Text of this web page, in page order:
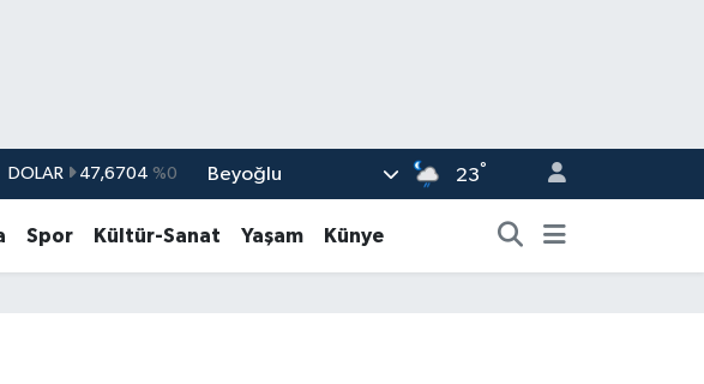
DOLAR 47,6704 %0 Beyoğlu 23°
Spor Kültür-Sanat Yaşam Künye